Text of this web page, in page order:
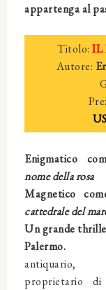
appartenga al
Titolo:IL
Autore:
Enigmatico
nome della rosa
Magnetico
cattedrale del
Un grande
Palermo.
antiquario,
proprietario